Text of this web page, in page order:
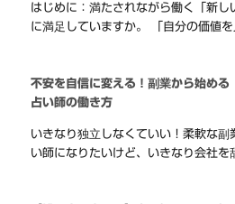
はじめに：満たされながら働く「新し
に満足していますか。 「自分の価値
不安を自信に変える！副業から始める
占い師の働き方
いきなり独立しなくていい！柔軟な副
い師になりたいけど、いきなり会社を